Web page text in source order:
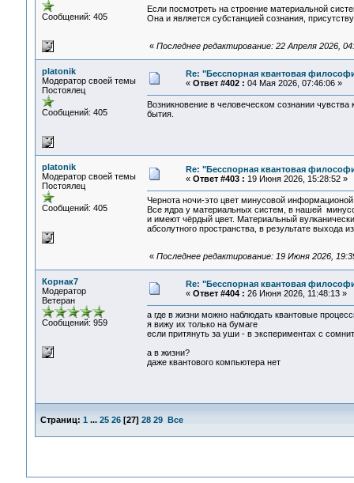
Сообщений: 405
Если посмотреть на строение материальной
Она и является субстанцией сознания,
« Последнее редактирование: 22 Апреля 2026,
platonik
Модератор своей темы
Постоялец
Сообщений: 405
Re: "Бесспорная квантовая
« Ответ #402 : 04 Мая 2026, 07:46:06 »
Возникновение в человеческом сознании
бытия.
platonik
Модератор своей темы
Постоялец
Сообщений: 405
Re: "Бесспорная квантовая
« Ответ #403 : 19 Июня 2026, 15:28:52 »
Чернота ночи-это цвет минусовой
Все ядра у материальных систем, в нашей
и имеют чёрдый цвет. Материальный
абсолутного пространства, в результате выхода
« Последнее редактирование: 19 Июня 2026,
Корнак7
Модератор
Ветеран
Сообщений: 959
Re: "Бесспорная квантовая
« Ответ #404 : 26 Июня 2026, 11:48:13 »
а где в жизни можно наблюдать квантовые
я вижу их только на бумаге
если притянуть за уши - в экспериментах с
а в жизни?
даже квантового компьютера нет
Страниц: 1 ... 25 26[27] 28 29 Все